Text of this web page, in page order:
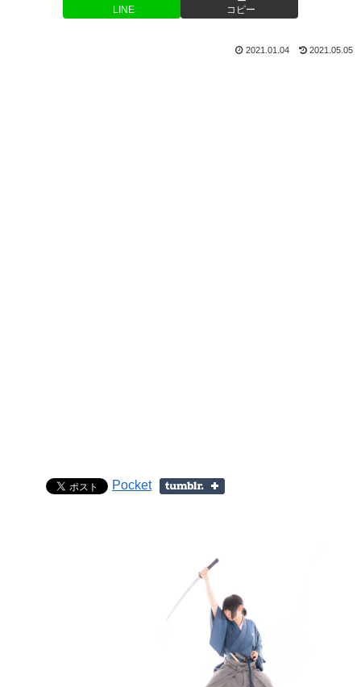
LINE コピー
2021.01.04 2021.05.05
Pocket